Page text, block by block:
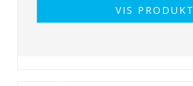
VIS PRODUKT